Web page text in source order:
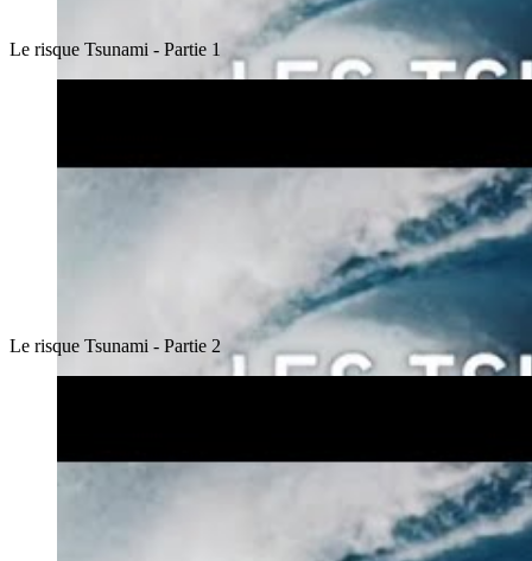
Le risque Tsunami - Partie 1
Le risque Tsunami - Partie 2